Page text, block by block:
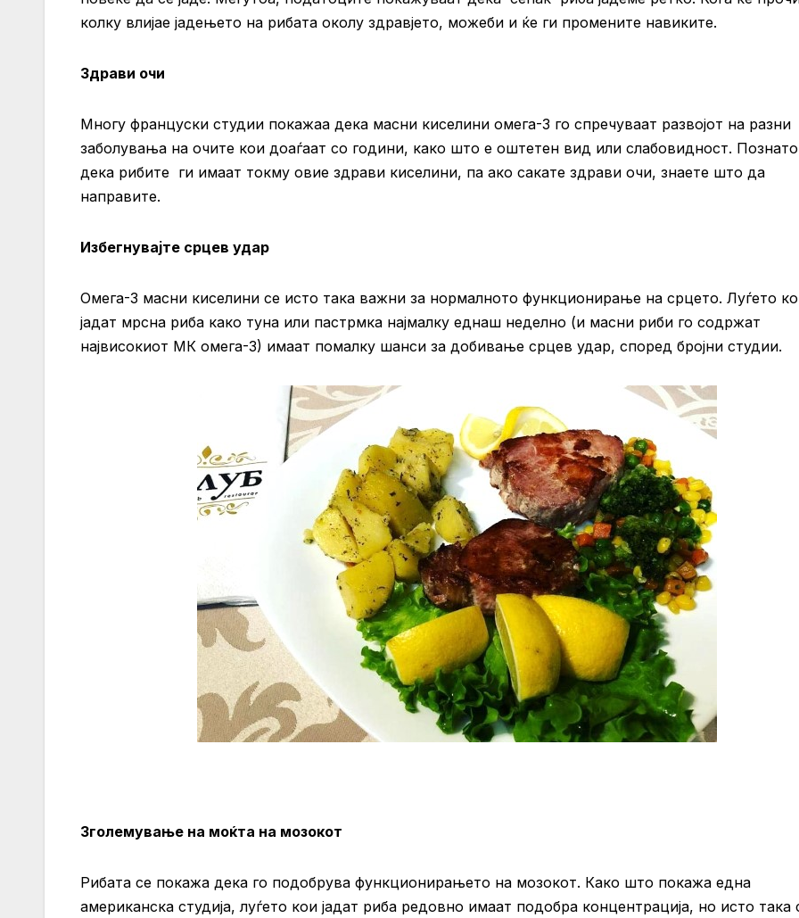
колку влијае јадењето на рибата околу здравјето, можеби и ќе ги промените навиките.
Здрави очи
Многу француски студии покажаа дека масни киселини омега-3 го спречуваат развојот на разни
заболувања на очите кои доаѓаат со години, како што е оштетен вид или слабовидност.
дека рибите ги имаат токму овие здрави киселини, па ако сакате здрави очи, знаете што да
направите.
Избегнувајте срцев удар
Омега-3 масни киселини се исто така важни за нормалното функционирање на срцето. Луѓето
јадат мрсна риба како туна или пастрмка најмалку еднаш неделно (и масни риби го содржат
највисокиот МК омега-3) имаат помалку шанси за добивање срцев удар, според бројни студии.
Зголемување на моќта на мозокот
Рибата се покажа дека го подобрува функционирањето на мозокот. Како што покажа една
американска студија, луѓето кои јадат риба редовно имаат подобра концентрација, но исто така